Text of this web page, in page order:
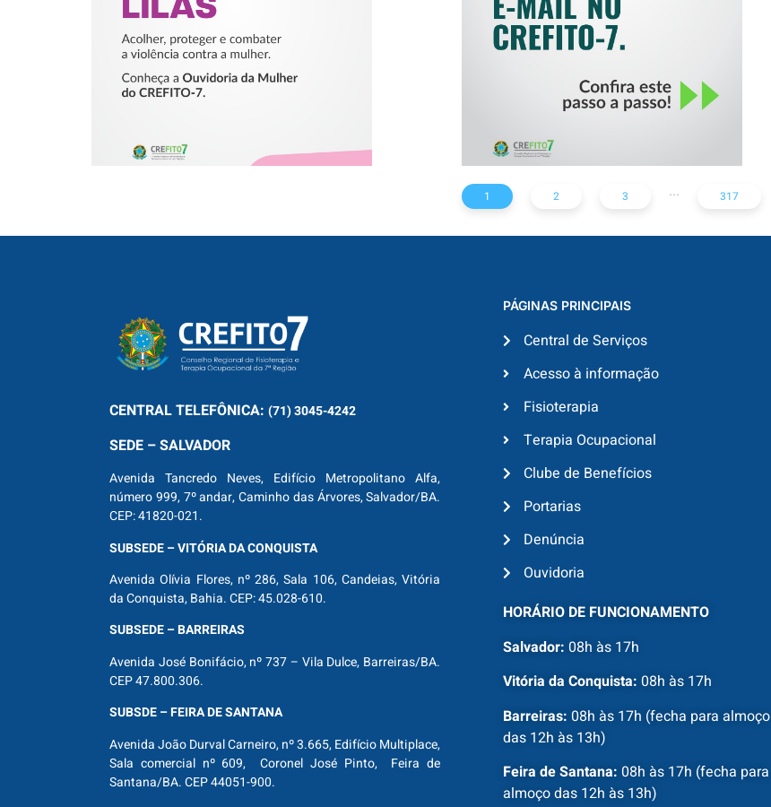
CONTRA A
MULHER
1 2 3 ... 317
CENTRALTELEFÔNICA: (71) 3045-4242
SEDE – SALVADOR
Avenida Tancredo Neves, Edifício Metropolitano Alfa,
número 999, 7º andar, Caminho das Árvores, Salvador/BA.
CEP: 41820-021.
SUBSEDE – VITÓRIA DA CONQUISTA
Avenida Olívia Flores, nº 286, Sala 106, Candeias, Vitória
da Conquista, Bahia. CEP: 45.028-610.
SUBSEDE – BARREIRAS
Avenida José Bonifácio, nº 737 – Vila Dulce, Barreiras/BA.
CEP 47.800.306.
SUBSDE – FEIRA DE SANTANA
Avenida João Durval Carneiro, nº 3.665, Edifício Multiplace,
Sala comercial nº 609, Coronel José Pinto, Feira de
Santana/BA. CEP 44051-900.
PÁGINAS PRINCIPAIS
Central de Serviços
Acesso à informação
Fisioterapia
Terapia Ocupacional
Clube de Benefícios
Portarias
Denúncia
Ouvidoria
HORÁRIO DE FUNCIONAMENTO
Salvador: 08h às 17h
Vitória da Conquista: 08h às 17h
Barreiras: 08h às 17h (fecha para almoço
das 12h às 13h)
Feira de Santana: 08h às 17h (fecha para
almoço das 12h às 13h)